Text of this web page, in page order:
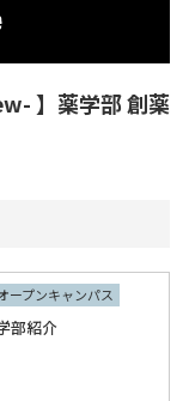
】薬学部 創薬
ープンキャンパス
部紹介